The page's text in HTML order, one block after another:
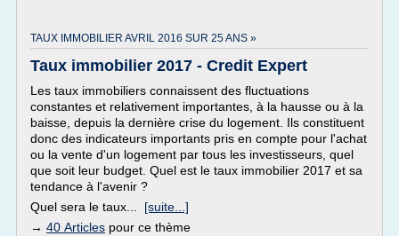
TAUX IMMOBILIER AVRIL 2016 SUR 25 ANS »
Taux immobilier 2017 - Credit Expert
Les taux immobiliers connaissent des fluctuations
constantes et relativement importantes, à la hausse ou à la
baisse, depuis la dernière crise du logement. Ils constituent
donc des indicateurs importants pris en compte pour l'achat
ou la vente d'un logement par tous les investisseurs, quel
que soit leur budget. Quel est le taux immobilier 2017 et sa
tendance à l'avenir ?
Quel sera le taux... [suite...]
→ 40 Articles pour ce thème